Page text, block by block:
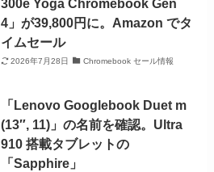
300e Yoga Chromebook Gen
4」が39,800円に。Amazon でタ
イムセール
2026年7月28日 Chromebook セール情報
「Lenovo Googlebook Duet m
(13″, 11)」の名前を確認。Ultra
910 搭載タブレットの
「Sapphire」